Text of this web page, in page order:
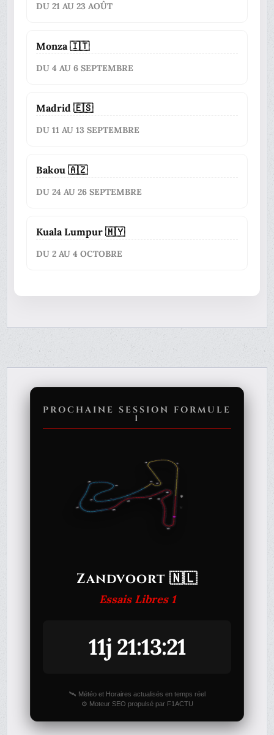
DU 21 AU 23 AOÛT
Monza 🇮🇹
DU 4 AU 6 SEPTEMBRE
Madrid 🇪🇸
DU 11 AU 13 SEPTEMBRE
Bakou 🇦🇿
DU 24 AU 26 SEPTEMBRE
Kuala Lumpur 🇲🇾
DU 2 AU 4 OCTOBRE
PROCHAINE SESSION FORMULE
1
Zandvoort 🇳🇱
Essais Libres 1
11j 21:13:21
🛰️ Météo et Horaires actualisés en temps réel
⚙️ Moteur SEO propulsé par F1ACTU